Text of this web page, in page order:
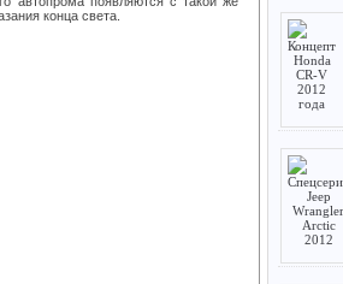
конца света.